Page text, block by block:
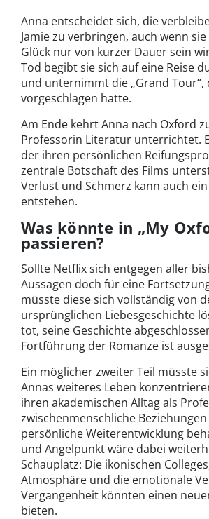
Anna entscheidet sich, die
Jamie zu verbringen, auch wenn
Glück nur von kurzer Dauer sein
Tod begibt sie sich auf eine Reise
und unternimmt die „Grand Tour“,
vorgeschlagen hatte.
Am Ende kehrt Anna nach Oxford
Professorin Literatur unterrichtet.
der ihren persönlichen
zentrale Botschaft des Films
Verlust und Schmerz kann auch
entstehen.
Was könnte in „My
passieren?
Sollte Netflix sich entgegen aller
Aussagen doch für eine
müsste diese sich vollständig von
ursprünglichen Liebesgeschichte
tot, seine Geschichte
Fortführung der Romanze ist
Ein möglicher zweiter Teil müsste
Annas weiteres Leben
ihren akademischen Alltag als
zwischenmenschliche
persönliche Weiterentwicklung
und Angelpunkt wäre dabei
Schauplatz: Die ikonischen
Atmosphäre und die emotionale
Vergangenheit könnten einen
bieten.